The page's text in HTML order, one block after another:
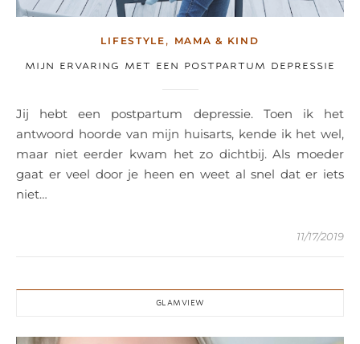
LIFESTYLE , MAMA & KIND
MIJN ERVARING MET EEN POSTPARTUM DEPRESSIE
Jij hebt een postpartum depressie. Toen ik het
antwoord hoorde van mijn huisarts, kende ik het wel,
maar niet eerder kwam het zo dichtbij. Als moeder
gaat er veel door je heen en weet al snel dat er iets
niet…
11/17/2019
GLAMVIEW